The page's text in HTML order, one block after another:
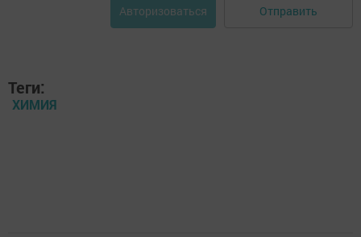
Авторизоваться Отправить
Теги:
ХИМИЯ